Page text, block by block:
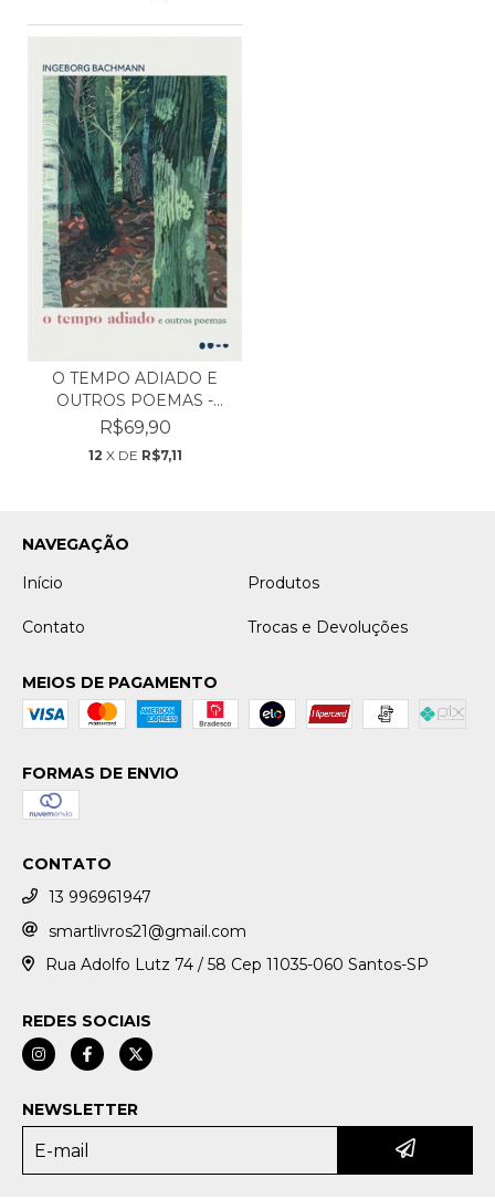
O TEMPO ADIADO E
OUTROS POEMAS -
INGEBOR...
R$69,90
12 X DE R$7,11
NAVEGAÇÃO
Início
Produtos
Contato Trocas e Devoluções
MEIOS DE PAGAMENTO
FORMAS DE ENVIO
CONTATO
13 996961947
smartlivros21@gmail.com
Rua Adolfo Lutz 74 / 58 Cep 11035-060 Santos-SP
REDES SOCIAIS
NEWSLETTER